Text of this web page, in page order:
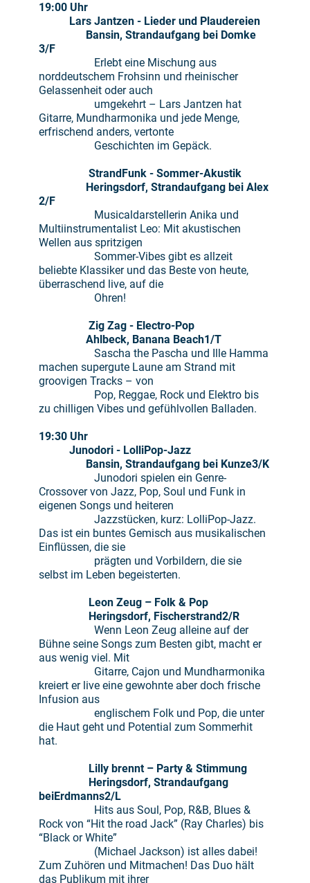
19:00 Uhr
Lars Jantzen - Lieder und Plaudereien
Bansin, Strandaufgang bei Domke
3/F
Erlebt eine Mischung aus
norddeutschem Frohsinn und rheinischer
Gelassenheit oder auch
umgekehrt – Lars Jantzen hat
Gitarre, Mundharmonika und jede Menge,
erfrischend anders, vertonte
Geschichten im Gepäck.
StrandFunk - Sommer-Akustik
Heringsdorf, Strandaufgang bei Alex
2/F
Musicaldarstellerin Anika und
Multiinstrumentalist Leo: Mit akustischen
Wellen aus spritzigen
Sommer-Vibes gibt es allzeit
beliebte Klassiker und das Beste von heute,
überraschend live, auf die
Ohren!
Zig Zag - Electro-Pop
Ahlbeck, Banana Beach1/T
Sascha the Pascha und Ille Hamma
machen supergute Laune am Strand mit
groovigen Tracks – von
Pop, Reggae, Rock und Elektro bis
zu chilligen Vibes und gefühlvollen Balladen.
19:30 Uhr
Junodori - LolliPop-Jazz
Bansin, Strandaufgang bei Kunze3/K
Junodori spielen ein Genre-
Crossover von Jazz, Pop, Soul und Funk in
eigenen Songs und heiteren
Jazzstücken, kurz: LolliPop-Jazz.
Das ist ein buntes Gemisch aus musikalischen
Einflüssen, die sie
prägten und Vorbildern, die sie
selbst im Leben begeisterten.
Leon Zeug – Folk & Pop
Heringsdorf, Fischerstrand2/R
Wenn Leon Zeug alleine auf der
Bühne seine Songs zum Besten gibt, macht er
aus wenig viel. Mit
Gitarre, Cajon und Mundharmonika
kreiert er live eine gewohnte aber doch frische
Infusion aus
englischem Folk und Pop, die unter
die Haut geht und Potential zum Sommerhit
hat.
Lilly brennt – Party & Stimmung
Heringsdorf, Strandaufgang
beiErdmanns2/L
Hits aus Soul, Pop, R&B, Blues &
Rock von “Hit the road Jack” (Ray Charles) bis
“Black or White”
(Michael Jackson) ist alles dabei!
Zum Zuhören und Mitmachen! Das Duo hält
das Publikum mit ihrer